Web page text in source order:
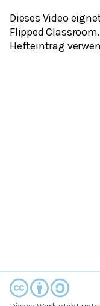
Dieses Video
Flipped
Hefteintrag